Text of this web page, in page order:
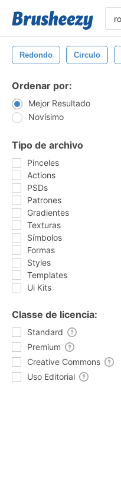
Redondo Circulo
Ordenar por:
Mejor Resultado
Novísimo
Tipo de archivo
Pinceles
Actions
PSDs
Patrones
Gradientes
Texturas
Símbolos
Formas
Styles
Templates
Ui Kits
Classe de licencia:
Standard
Premium
Creative Commons
Uso Editorial